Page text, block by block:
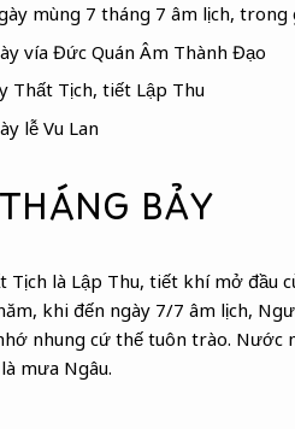
mùng 7 tháng 7 âm lịch,
vía Đức Quán Âm Thành Đạo
Thất Tịch, tiết Lập Thu
lễ Vu Lan
BẢY
Tịch là Lập Thu, tiết khí mở đầu
khi đến ngày 7/7 âm lịch,
nhung cứ thế tuôn trào.
mưa Ngâu.